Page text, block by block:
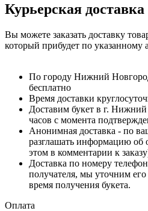
Курьерская доставка
Вы можете заказать доставку
который прибудет по указанному
По городу Нижний
бесплатно
Время доставки
Доставим букет в г.
часов с момента
Анонимная доставка - по
разглашать информацию об
этом в комментарии к
Доставка по номеру
получателя, мы уточним
время получения букета.
Оплата